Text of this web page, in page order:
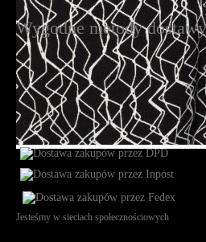
Wygodne metody dostawy
Jesteśmy w sieciach społecznościowych